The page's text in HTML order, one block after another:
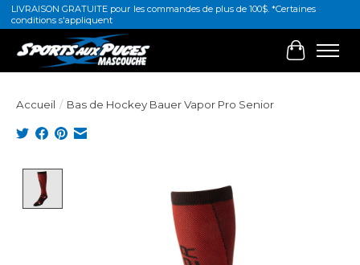
LIVRAISON GRATUITE pour les commandes de plus de 100$. *Certaines
conditions s'appliquent
Panier
Accueil / Bas de Hockey Bauer Vapor Pro Senior